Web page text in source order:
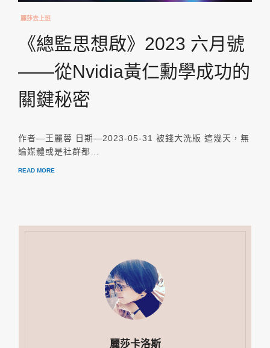
麗莎去上班
《總監思想啟》2023 六月號
——從Nvidia黃仁勳學成功的
關鍵秘密
作者—王麗蓉 日期—2023-05-31 被錢大洗版 這幾天，無
論媒體或是社群都…
READ MORE
麗莎卡洛斯